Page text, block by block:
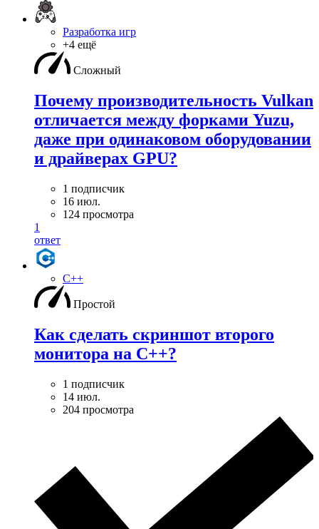
Разработка игр
+4 ещё
Сложный
Почему производительность Vulkan
отличается между форками Yuzu,
даже при одинаковом оборудовании
и драйверах GPU?
1 подписчик
16 июл.
124 просмотра
1
ответ
C++
Простой
Как сделать скриншот второго
монитора на С++?
1 подписчик
14 июл.
204 просмотра